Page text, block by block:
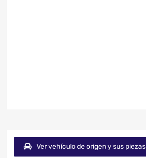
Ver vehículo de origen y sus piezas